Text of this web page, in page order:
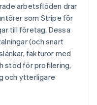
arbetsflöden drar
som Stripe för
till företag. Dessa
(och snart
fakturor med
stöd för profilering,
och ytterligare